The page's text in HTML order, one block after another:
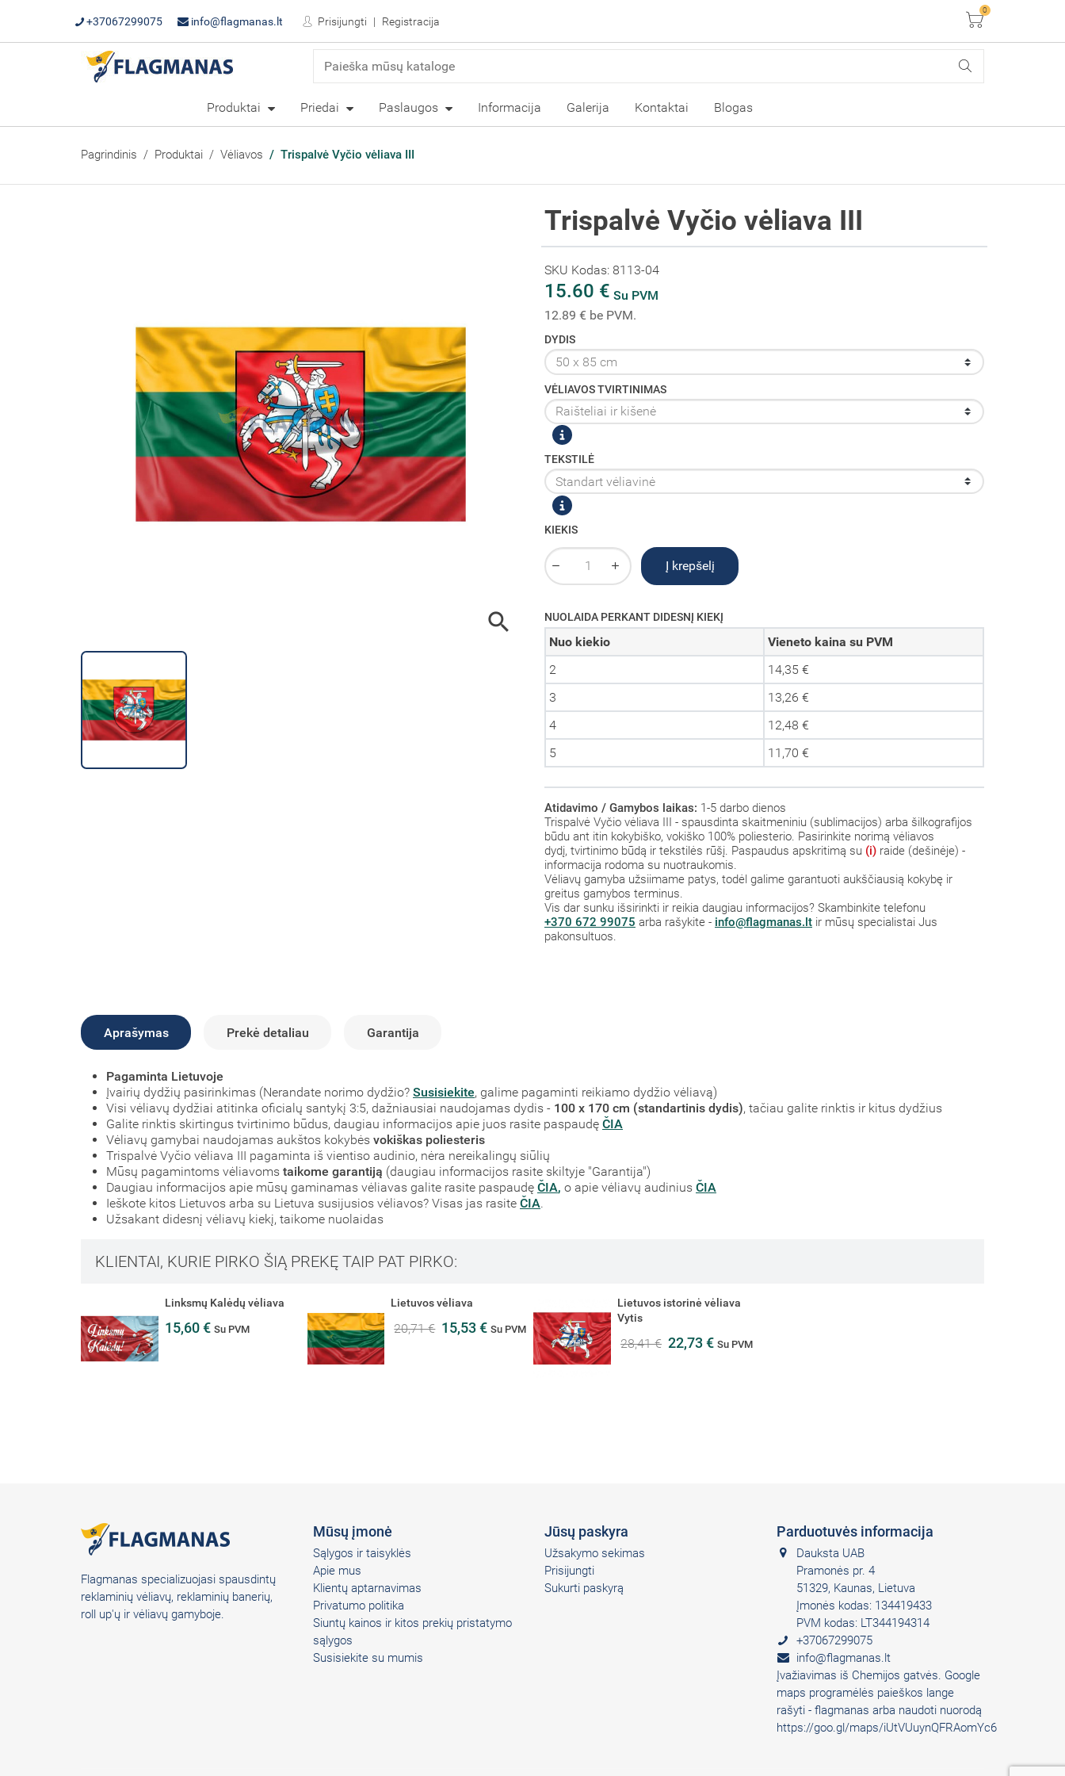
+37067299075 info@flagmanas.lt Prisijungti Registracija Krepšelis
0
Produktai Priedai Paslaugos Informacija Galerija Kontaktai Blogas
Pagrindinis Produktai Vėliavos Trispalvė Vyčio vėliava III

Trispalvė Vyčio vėliava III
SKU Kodas: 8113-04
15.60 € Su PVM
12.89 € be PVM.
DYDIS
VĖLIAVOS TVIRTINIMAS
TEKSTILĖ
KIEKIS
Į krepšelį
NUOLAIDA PERKANT DIDESNĮ KIEKĮ
Nuo kiekio
Vieneto kaina su PVM
2
14,35 €
3
13,26 €
4
12,48 €
5
11,70 €
Atidavimo / Gamybos laikas: 1-5 darbo dienos
Trispalvė Vyčio vėliava III - spausdinta skaitmeniniu (sublimacijos) arba šilkografijos
būdu ant itin kokybiško, vokiško 100% poliesterio. Pasirinkite norimą vėliavos
dydį, tvirtinimo būdą ir tekstilės rūšį. Paspaudus apskritimą su (i) raide (dešinėje) -
informacija rodoma su nuotraukomis.
Vėliavų gamyba užsiimame patys, todėl galime garantuoti aukščiausią kokybę ir
greitus gamybos terminus.
Vis dar sunku išsirinkti ir reikia daugiau informacijos? Skambinkite telefonu
+370 672 99075 arba rašykite - info@flagmanas.lt ir mūsų specialistai Jus
pakonsultuos.
Aprašymas Prekė detaliau Garantija
Pagaminta Lietuvoje
Įvairių dydžių pasirinkimas (Nerandate norimo dydžio? Susisiekite, galime pagaminti reikiamo dydžio vėliavą)
Visi vėliavų dydžiai atitinka oficialų santykį 3:5, dažniausiai naudojamas dydis - 100 x 170 cm (standartinis dydis), tačiau galite rinktis ir kitus dydžius
Galite rinktis skirtingus tvirtinimo būdus, daugiau informacijos apie juos rasite paspaudę ČIA
Vėliavų gamybai naudojamas aukštos kokybės vokiškas poliesteris
Trispalvė Vyčio vėliava III pagaminta iš vientiso audinio, nėra nereikalingų siūlių
Mūsų pagamintoms vėliavoms taikome garantiją (daugiau informacijos rasite skiltyje "Garantija")
Daugiau informacijos apie mūsų gaminamas vėliavas galite rasite paspaudę ČIA, o apie vėliavų audinius ČIA
Ieškote kitos Lietuvos arba su Lietuva susijusios vėliavos? Visas jas rasite ČIA.
Užsakant didesnį vėliavų kiekį, taikome nuolaidas
KLIENTAI, KURIE PIRKO ŠIĄ PREKĘ TAIP PAT PIRKO:
Linksmų Kalėdų vėliava
15,60 € Su PVM
Lietuvos vėliava
20,71 € 15,53 €Su PVM
Lietuvos istorinė vėliava
Vytis
28,41 € 22,73 €Su PVM
Flagmanas specializuojasi spausdintų
reklaminių vėliavų, reklaminių banerių,
roll up'ų ir vėliavų gamyboje.
Mūsų įmonė
Sąlygos ir taisyklės
Apie mus
Klientų aptarnavimas
Privatumo politika
Siuntų kainos ir kitos prekių pristatymo
sąlygos
Susisiekite su mumis
Jūsų paskyra
Užsakymo sekimas
Prisijungti
Sukurti paskyrą
Parduotuvės informacija
Dauksta UAB
Pramonės pr. 4
51329, Kaunas, Lietuva
Įmonės kodas: 134419433
PVM kodas: LT344194314
+37067299075
info@flagmanas.lt
Įvažiavimas iš Chemijos gatvės. Google
maps programėlės paieškos lange
rašyti - flagmanas arba naudoti nuorodą
https://goo.gl/maps/iUtVUuynQFRAomYc6